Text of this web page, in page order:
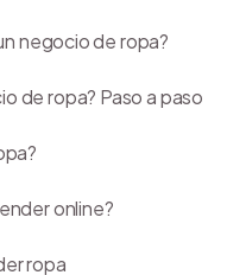
negocio de ropa?
de ropa? Paso a paso
online?
ropa